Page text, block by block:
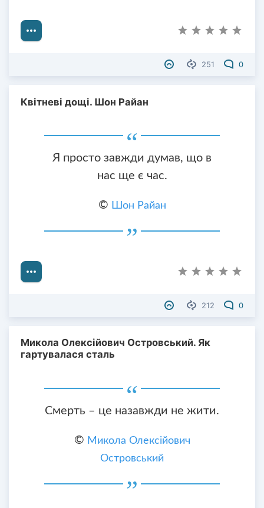
251 0
Квітневі дощі. Шон Райан
Я просто завжди думав, що в
нас ще є час.
© Шон Райан
212 0
Микола Олексійович Островський. Як
гартувалася сталь
Смерть – це назавжди не жити.
© Микола Олексійович
Островський